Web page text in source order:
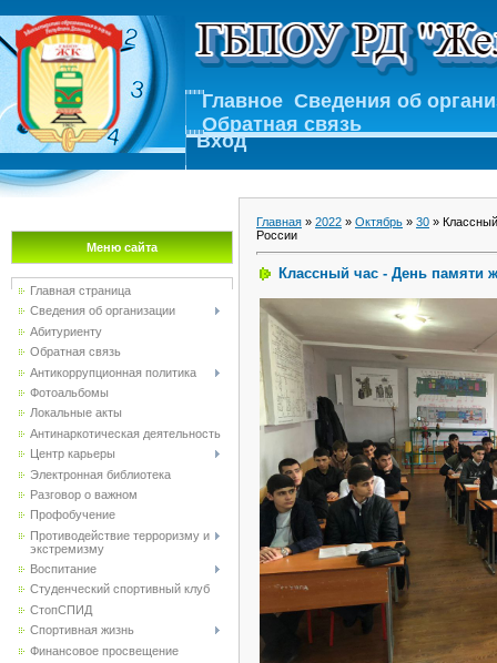
Главное Сведения об
Обратная связь
Вход
Меню сайта
Главная страница
Сведения об организации
Абитуриенту
Обратная связь
Антикоррупционная политика
Фотоальбомы
Локальные акты
Антинаркотическая деятельность
Центр карьеры
Электронная библиотека
Разговор о важном
Профобучение
Противодействие терроризму и
экстремизму
Воспитание
Студенческий спортивный клуб
CтопСПИД
Спортивная жизнь
Финансовое просвещение
Главная » 2022 » Октябрь » 30 »
России
Классный час - День памяти